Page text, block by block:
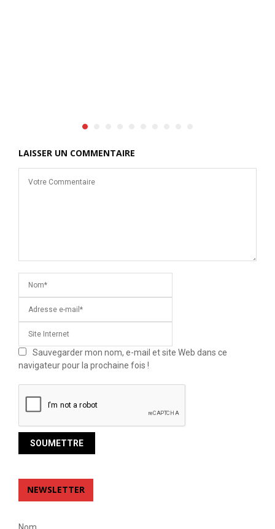
LAISSER UN COMMENTAIRE
Sauvegarder mon nom, e-mail et site Web dans ce
navigateur pour la prochaine fois !
NEWSLETTER